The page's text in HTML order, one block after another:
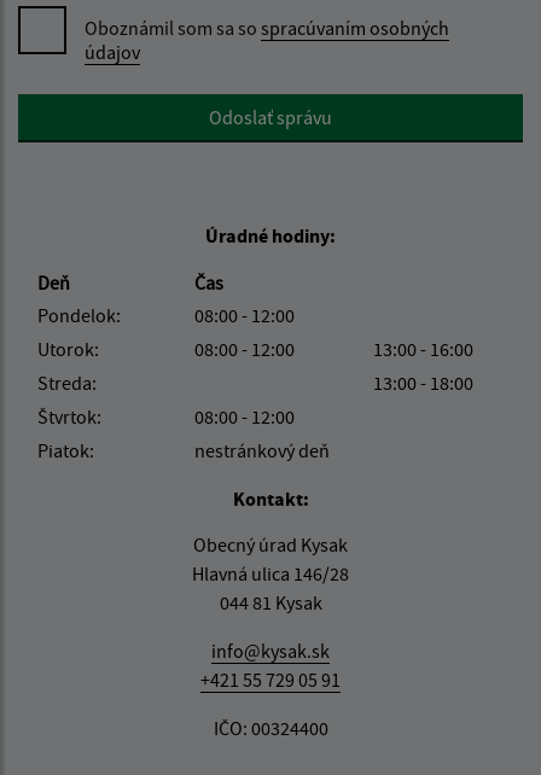
Oboznámil som sa so spracúvaním osobných
údajov
Google reCaptcha ResponseOdoslať správu
Úradné hodiny:
Deň
Čas
Pondelok:
08:00 - 12:00
Utorok:
08:00 - 12:00
13:00 - 16:00
Streda:
13:00 - 18:00
Štvrtok:
08:00 - 12:00
Piatok:
nestránkový deň
Kontakt:
Obecný úrad Kysak
Hlavná ulica 146/28
044 81 Kysak
info@kysak.sk
+421 55 729 05 91
IČO: 00324400